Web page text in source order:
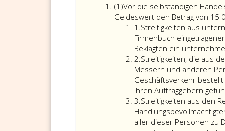
(1)Absatz
eins
Vor die selbständigen
Geldeswert den Betrag von 15
1.Ziffer
eins
Streitigkeiten aus
Firmenbuch
Beklagten ein
2.Ziffer
2
Streitigkeiten, die aus
Messern und anderen
Geschäftsverkehr
ihren Auftraggebern
3.Ziffer
3
Streitigkeiten aus den
aller dieser Personen zu